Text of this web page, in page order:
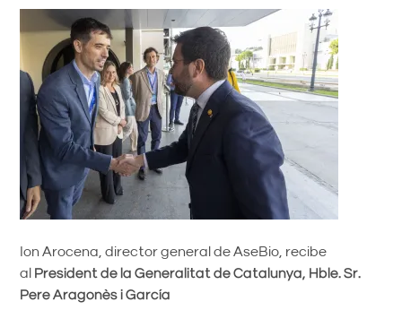
Ion Arocena, director general de AseBio, recibe
al President de la Generalitat de Catalunya, Hble. Sr.
Pere Aragonès i García